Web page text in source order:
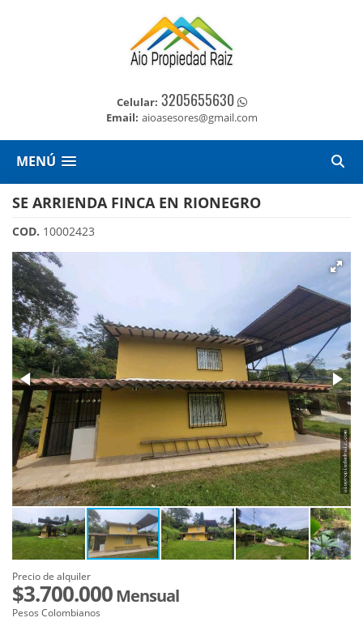
Celular: 3205655630
Email: aioasesores@gmail.com
MENÚ
SE ARRIENDA FINCA EN RIONEGRO
COD. 10002423
Precio de alquiler
$3.700.000Mensual
Pesos Colombianos